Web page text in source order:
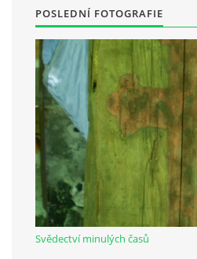
257 24
IČ: 498 28
Kontaktní
Mgr. Miroslava
723 967 851
© 2026
POSLEDNÍ FOTOGRAFIE
Svědectví minulých časů